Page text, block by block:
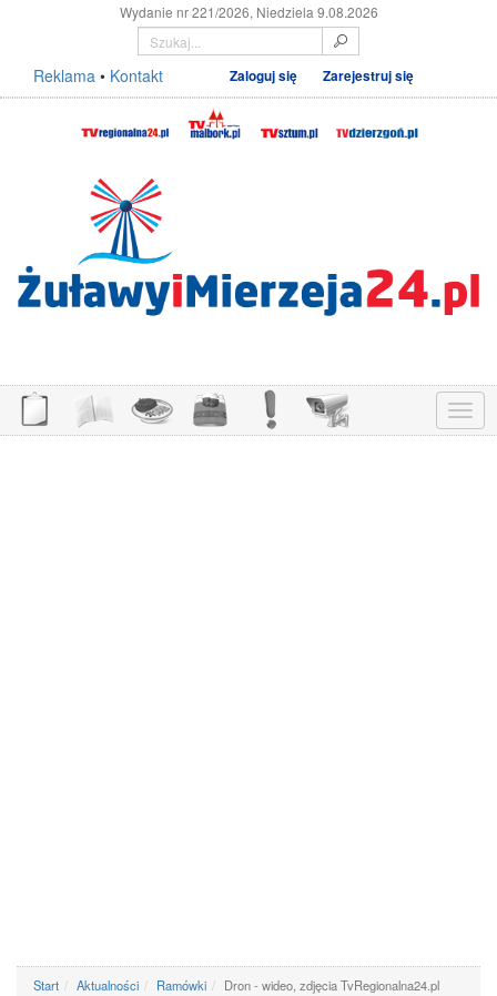
Wydanie nr 221/2026, Niedziela 9.08.2026
Reklama • Kontakt Zaloguj się Zarejestruj się
Menu
Start Aktualności Ramówki Dron - wideo, zdjęcia TvRegionalna24.pl